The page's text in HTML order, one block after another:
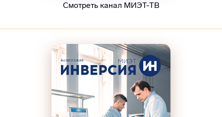
Смотреть канал МИЭТ-ТВ